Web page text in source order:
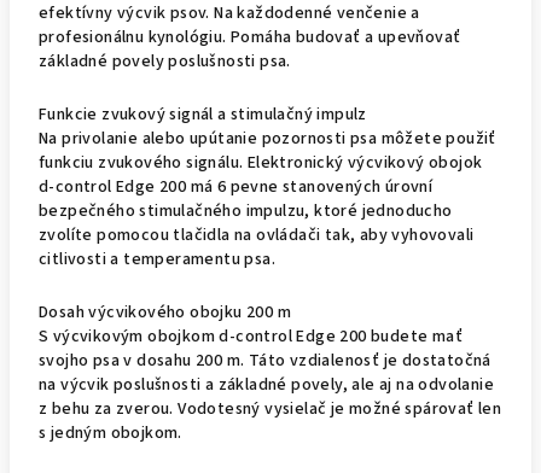
efektívny výcvik psov. Na každodenné venčenie a
profesionálnu kynológiu. Pomáha budovať a upevňovať
základné povely poslušnosti psa.
Funkcie zvukový signál a stimulačný impulz
Na privolanie alebo upútanie pozornosti psa môžete použiť
funkciu zvukového signálu. Elektronický výcvikový obojok
d-control Edge 200 má 6 pevne stanovených úrovní
bezpečného stimulačného impulzu, ktoré jednoducho
zvolíte pomocou tlačidla na ovládači tak, aby vyhovovali
citlivosti a temperamentu psa.
Dosah výcvikového obojku 200 m
S výcvikovým obojkom d-control Edge 200 budete mať
svojho psa v dosahu 200 m. Táto vzdialenosť je dostatočná
na výcvik poslušnosti a základné povely, ale aj na odvolanie
z behu za zverou. Vodotesný vysielač je možné spárovať len
s jedným obojkom.